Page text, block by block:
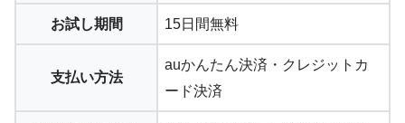
お試し期間 15日間無料
支払い方法
auかんたん決済・クレジットカ
ード決済